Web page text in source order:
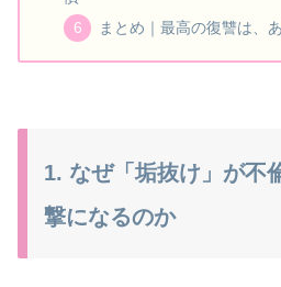
まとめ｜最高の復讐は、
1. なぜ「垢抜け」が不
撃になるのか